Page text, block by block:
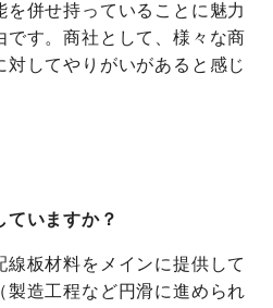
併せ持っていることに魅力
です。商社として、様々な商
してやりがいがあると感じ
ていますか？
板材料をメインに提供して
製造工程など円滑に進められ